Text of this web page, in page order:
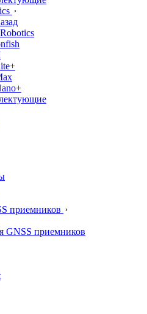
приемников
GNSS приемников